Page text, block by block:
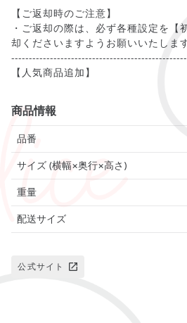
【ご返却時のご注意】
・ご返却の際は、必ず各種設定を【
却くださいますようお願いいたします
--------------------------------------------------
【人気商品追加】
商品情報
品番
サイズ (横幅×奥行×高さ)
重量
配送サイズ
公式サイト